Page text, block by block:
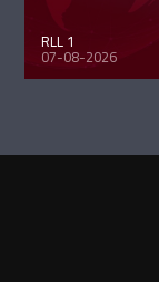
RLL 1
07-08-2026